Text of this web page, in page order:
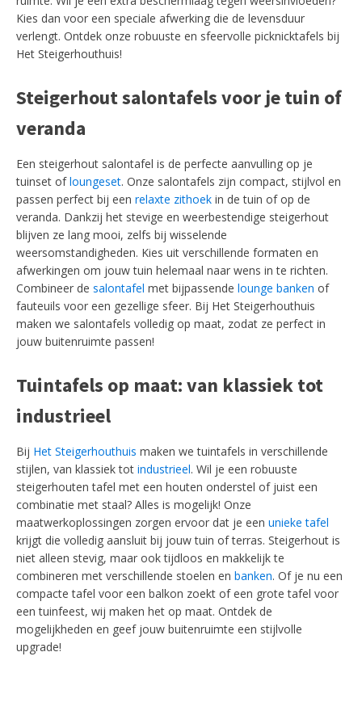
Kies dan voor een speciale afwerking die de levensduur
verlengt. Ontdek onze robuuste en sfeervolle picknicktafels bij
Het Steigerhouthuis!
Steigerhout salontafels voor je tuin of
veranda
Een steigerhout salontafel is de perfecte aanvulling op je
tuinset ofloungeset. Onze salontafels zijn compact, stijlvol en
passen perfect bij een relaxte zithoek in de tuin of op de
veranda. Dankzij het stevige en weerbestendige steigerhout
blijven ze lang mooi, zelfs bij wisselende
weersomstandigheden. Kies uit verschillende formaten en
afwerkingen om jouw tuin helemaal naar wens in te richten.
Combineer de salontafel met bijpassende lounge banken of
fauteuils voor een gezellige sfeer. Bij Het Steigerhouthuis
maken we salontafels volledig op maat, zodat ze perfect in
jouw buitenruimte passen!
Tuintafels op maat: van klassiek tot
industrieel
Bij Het Steigerhouthuis maken we tuintafels in verschillende
stijlen, van klassiek tot industrieel. Wil je een robuuste
steigerhouten tafel met een houten onderstel of juist een
combinatie met staal? Alles is mogelijk! Onze
maatwerkoplossingen zorgen ervoor dat je een unieke tafel
krijgt die volledig aansluit bij jouw tuin of terras. Steigerhout is
niet alleen stevig, maar ook tijdloos en makkelijk te
combineren met verschillende stoelen en banken. Of je nu een
compacte tafel voor een balkon zoekt of een grote tafel voor
een tuinfeest, wij maken het op maat. Ontdek de
mogelijkheden en geef jouw buitenruimte een stijlvolle
upgrade!